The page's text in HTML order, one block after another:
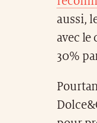
aussi,
avec le
30%